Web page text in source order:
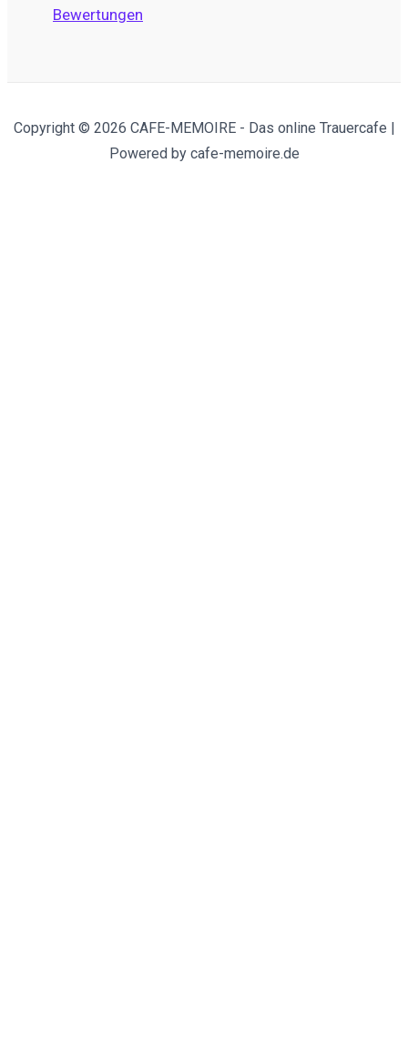
Bewertungen
Copyright © 2026 CAFE-MEMOIRE - Das online Trauercafe |
Powered by cafe-memoire.de